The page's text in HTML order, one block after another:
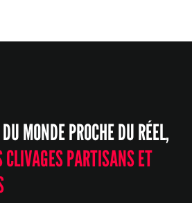
MONDE PROCHE DU RÉEL,
CLIVAGES PARTISANS ET